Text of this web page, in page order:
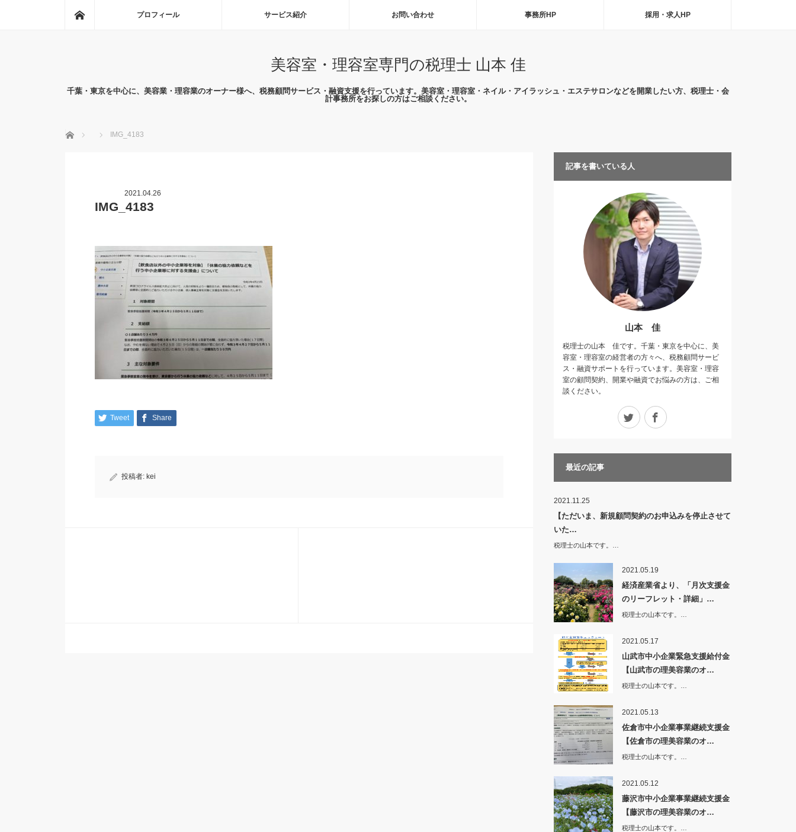
プロフィール サービス紹介 お問い合わせ 事務所HP 採用・求人HP
美容室・理容室専門の税理士 山本 佳
千葉・東京を中心に、美容業・理容業のオーナー様へ、税務顧問サービス・融資支援を行っています。美容室・理容室・ネイル・アイラッシュ・エステサロンなどを開業したい方、税理士・会
計事務所をお探しの方はご相談ください。
ホーム IMG_4183
2021.04.26
IMG_4183
Tweet Share
投稿者: kei
記事を書いている人
山本 佳
税理士の山本 佳です。千葉・東京を中心に、美
容室・理容室の経営者の方々へ、税務顧問サービ
ス・融資サポートを行っています。美容室・理容
室の顧問契約、開業や融資でお悩みの方は、ご相
談ください。
Twitter
最近の記事
2021.11.25
【ただいま、新規顧問契約のお申込みを停止させて
いた…
税理士の山本です。…
2021.05.19
経済産業省より、「月次支援金
のリーフレット・詳細」…
税理士の山本です。…
2021.05.17
山武市中小企業緊急支援給付金
【山武市の理美容業のオ…
税理士の山本です。…
2021.05.13
佐倉市中小企業事業継続支援金
【佐倉市の理美容業のオ…
税理士の山本です。…
2021.05.12
藤沢市中小企業事業継続支援金
【藤沢市の理美容業のオ…
税理士の山本です。…